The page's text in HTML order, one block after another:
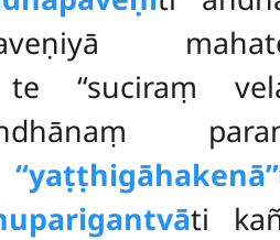
mahato
te ‘‘suciraṃ
‘‘yaṭṭhigāhakenā’’
ti